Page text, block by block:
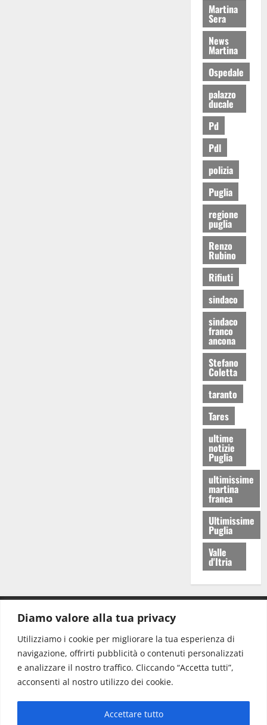
Diamo valore alla tua privacy
Utilizziamo i cookie per migliorare la tua esperienza di
navigazione, offrirti pubblicità o contenuti personalizzati
e analizzare il nostro traffico. Cliccando “Accetta tutti”,
acconsenti al nostro utilizzo dei cookie.
Accettare tutto
Martina
Sera
News
Martina
Ospedale
palazzo
ducale
Pd
Pdl
polizia
Puglia
regione
puglia
Renzo
Rubino
Rifiuti
sindaco
sindaco
franco
ancona
Stefano
Coletta
taranto
Tares
ultime
notizie
Puglia
ultimissime
martina
franca
Ultimissime
Puglia
Valle
d'Itria
Redazione: redazione@www.martinasera.it
Direttore:direttore@www.martinasera.it
Info & Commerciale:info@www.martinasera.it